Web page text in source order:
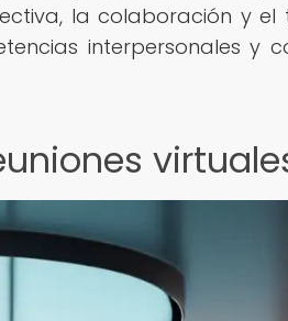
la colaboración y el
interpersonales y